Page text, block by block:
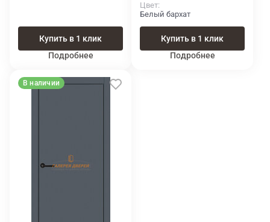
Купить в 1 клик
Подробнее
Цвет
Белый бархат
Купить в 1 клик
Подробнее
В наличии